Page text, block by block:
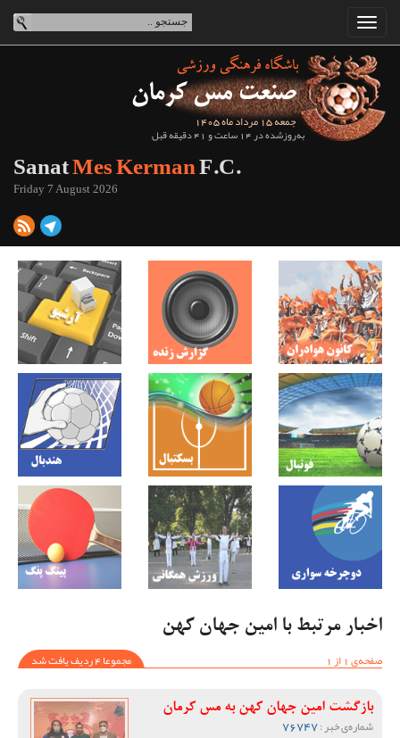
جمعه 15 مرداد ماه 1405
به‌روزشده در 14 ساعت و 41 دقیقه قبل
SanatMes KermanF.C.
Friday 7 August 2026
اخبار مرتبط با امین جهان کهن
صفحه‌ی 1 از 1
مجموعا 4 ردیف یافت شد
بازگشت امین جهان کهن به مس کرمان
شماره‌ی خبر :